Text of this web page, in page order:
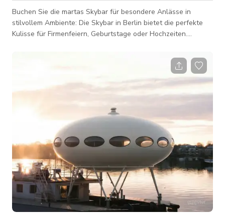
Buchen Sie die martas Skybar für besondere Anlässe in
stilvollem Ambiente: Die Skybar in Berlin bietet die perfekte
Kulisse für Firmenfeiern, Geburtstage oder Hochzeiten.
erstklassigen Service und eine unvergessliche Atmosphäre.